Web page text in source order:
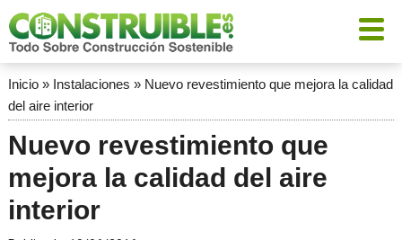
Inicio» Instalaciones » Nuevo revestimiento que mejora la calidad
del aire interior
Nuevo revestimiento que
mejora la calidad del aire
interior